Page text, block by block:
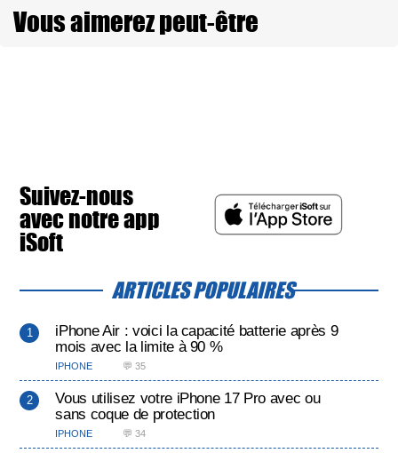
Vous aimerez peut-être
Suivez-nous
avec notre app
iSoft
ARTICLES POPULAIRES
iPhone Air : voici la capacité batterie après 9
mois avec la limite à 90 %
IPHONE 💬 35
Vous utilisez votre iPhone 17 Pro avec ou
sans coque de protection
IPHONE 💬 34